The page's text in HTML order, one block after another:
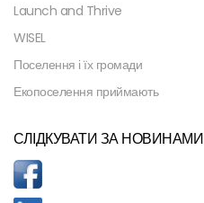
Launch and Thrive
WISEL
Поселення і їх громади
Екопоселення приймають
СЛІДКУВАТИ ЗА НОВИНАМИ